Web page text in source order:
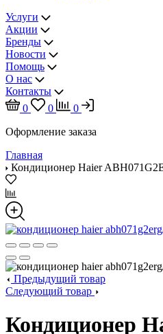
Услуги
Акции
Бренды
Новости
Помощь
О нас
Контакты
0
0
0
Оформление заказа
Главная
Кондиционер Haier
Предыдущий товар
Следующий товар
Кондиционер